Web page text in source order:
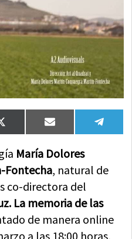
Compartir
en
X
(Twitter)
Compartir
en
Email
en
María Dolores
Fontecha, natural de
co-directora del
La memoria de las
de manera online
a las 18:00 horas,